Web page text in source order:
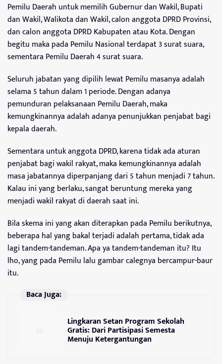
Pemilu Daerah untuk memilih Gubernur dan Wakil, Bupati
dan Wakil, Walikota dan Wakil, calon anggota DPRD Provinsi,
dan calon anggota DPRD Kabupaten atau Kota. Dengan
begitu maka pada Pemilu Nasional terdapat 3 surat suara,
sementara Pemilu Daerah 4 surat suara.
Seluruh jabatan yang dipilih lewat Pemilu masanya adalah
selama 5 tahun dalam 1 periode. Dengan adanya
pemunduran pelaksanaan Pemilu Daerah, maka
kemungkinannya adalah adanya penunjukkan penjabat bagi
kepala daerah.
Sementara untuk anggota DPRD, karena tidak ada aturan
penjabat bagi wakil rakyat, maka kemungkinannya adalah
masa jabatannya diperpanjang dari 5 tahun menjadi 7 tahun.
Kalau ini yang berlaku, sangat beruntung mereka yang
menjadi wakil rakyat di daerah saat ini.
Bila skema ini yang akan diterapkan pada Pemilu berikutnya,
beberapa hal yang bakal terjadi adalah pertama, tidak ada
lagi tandem-tandeman. Apa ya tandem-tandeman itu? Itu
lho, yang pada Pemilu lalu gambar calegnya bercampur-baur
itu.
Baca Juga:
Lingkaran Setan Program Sekolah
Gratis: Dari Partisipasi Semesta
Menuju Ketergantungan